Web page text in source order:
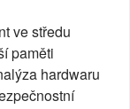
ve středu
paměti
hardwaru